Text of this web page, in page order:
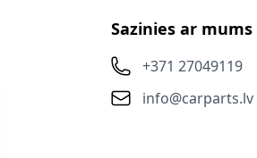
Sazinies ar mums
+371 27049119
info@carparts.lv